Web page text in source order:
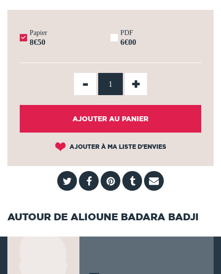
Papier
8€50
PDF
6€00
- +
AJOUTER AU PANIER
AJOUTER À MA LISTE D'ENVIES
AUTOUR DE ALIOUNE BADARA BADJI